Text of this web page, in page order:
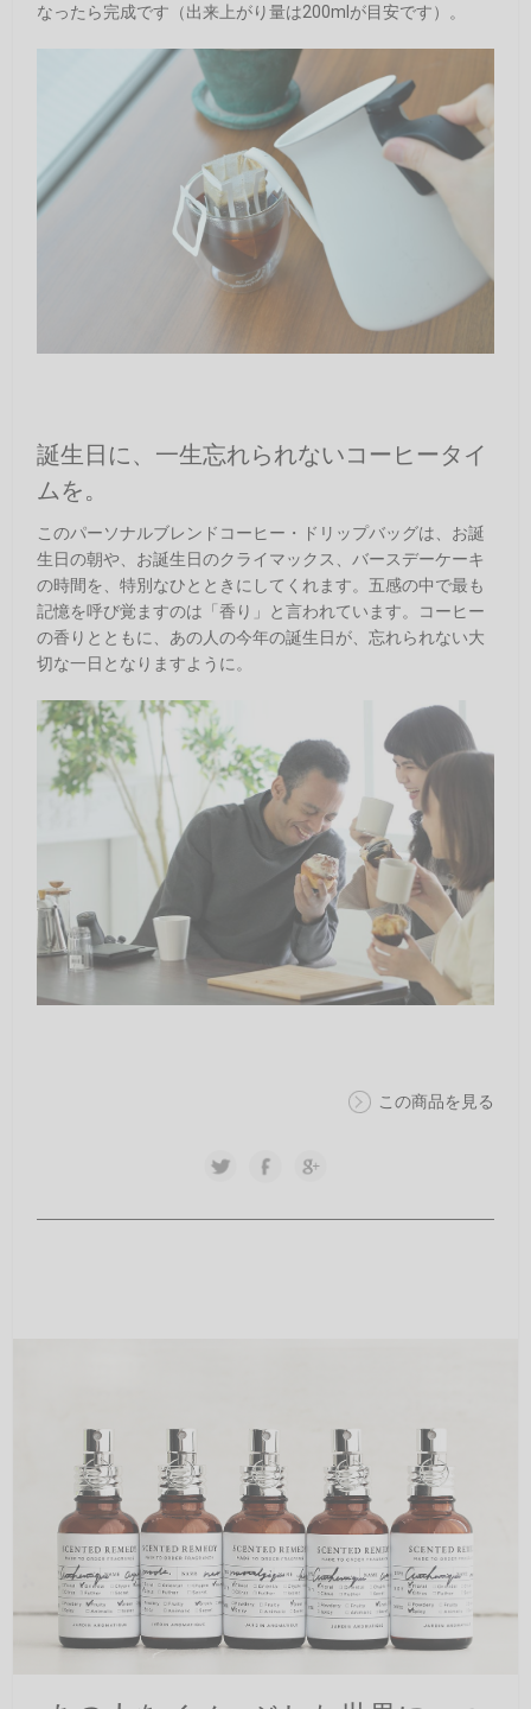
なったら完成です（出来上がり量は200mlが目安です）。
誕生日に、一生忘れられないコーヒータイ
ムを。
このパーソナルブレンドコーヒー・ドリップバッグは、お誕
生日の朝や、お誕生日のクライマックス、バースデーケーキ
の時間を、特別なひとときにしてくれます。五感の中で最も
記憶を呼び覚ますのは「香り」と言われています。コーヒー
の香りとともに、あの人の今年の誕生日が、忘れられない大
切な一日となりますように。
この商品を見る